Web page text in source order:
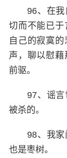
96、在我自
切而不能已于
自己的寂寞
声，聊以慰
前驱。
97、谣言世
被杀的。
98、我家门
也是枣树。